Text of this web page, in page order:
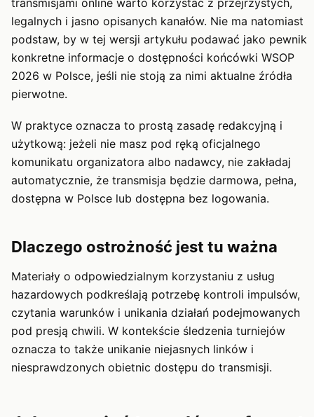
transmisjami online warto korzystać z przejrzystych,
legalnych i jasno opisanych kanałów. Nie ma natomiast
podstaw, by w tej wersji artykułu podawać jako pewnik
konkretne informacje o dostępności końcówki WSOP
2026 w Polsce, jeśli nie stoją za nimi aktualne źródła
pierwotne.
W praktyce oznacza to prostą zasadę redakcyjną i
użytkową: jeżeli nie masz pod ręką oficjalnego
komunikatu organizatora albo nadawcy, nie zakładaj
automatycznie, że transmisja będzie darmowa, pełna,
dostępna w Polsce lub dostępna bez logowania.
Dlaczego ostrożność jest tu ważna
Materiały o odpowiedzialnym korzystaniu z usług
hazardowych podkreślają potrzebę kontroli impulsów,
czytania warunków i unikania działań podejmowanych
pod presją chwili. W kontekście śledzenia turniejów
oznacza to także unikanie niejasnych linków i
niesprawdzonych obietnic dostępu do transmisji.